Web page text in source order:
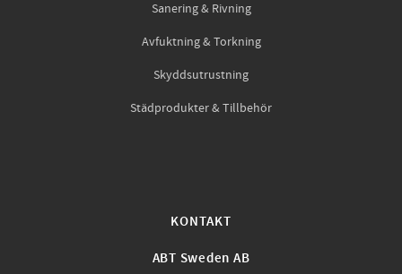
Sanering & Rivning
Avfuktning & Torkning
Skyddsutrustning
Städprodukter & Tillbehör
KONTAKT
ABT Sweden AB